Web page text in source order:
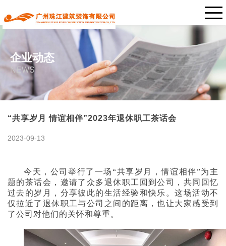
企业动态
NEWS
“共享岁月 情谊相伴”2023年退休职工茶话会
2023-09-13
今天，公司举行了一场“共享岁月，情谊相伴”为主
题的茶话会，邀请了众多退休职工回到公司，共同回忆
过去的岁月，分享彼此的生活经验和快乐。这场活动不
仅拉近了退休职工与公司之间的距离，也让大家感受到
了公司对他们的关怀和尊重。